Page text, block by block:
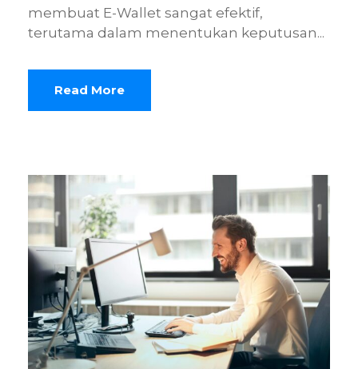
membuat E-Wallet sangat efektif,
terutama dalam menentukan keputusan...
Read More